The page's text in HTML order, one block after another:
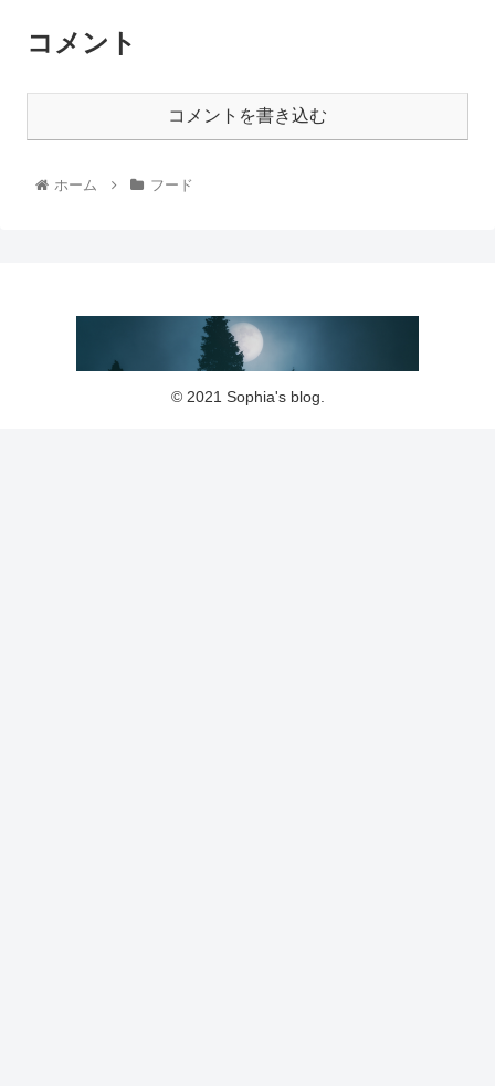
コメント
コメントを書き込む
ホーム フード
© 2021 Sophia's blog.